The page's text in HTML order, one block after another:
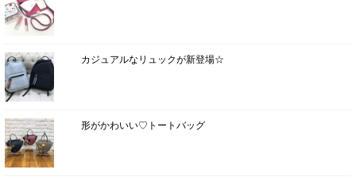
カジュアルなリュックが新登場☆
形がかわいい♡トートバッグ